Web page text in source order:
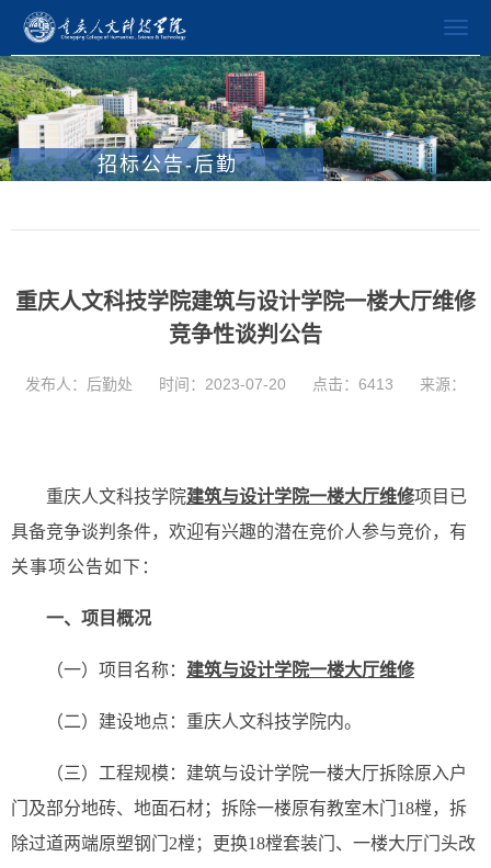
招标公告-后勤
重庆人文科技学院建筑与设计学院一楼大厅维修
竞争性谈判公告
发布人：后勤处 时间：2023-07-20 点击： 6413 来源：
重庆人文科技学院建筑与设计学院一楼大厅维修项目已
具备竞争谈判条件，欢迎有兴趣的潜在竞价人参与竞价， 有
关事项公告如下：
一、项目概况
（一）项目名称： 建筑与设计学院一楼大厅维修
（二）建设地点：重庆人文科技学院内。
（三）工程规模：建筑与设计学院一楼大厅拆除原入户
门及部分地砖、地面石材；拆除一楼原有教室木门18樘，拆
除过道两端原塑钢门2樘；更换18樘套装门、一楼大厅门头改